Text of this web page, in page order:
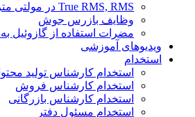
True RMS, RMS در مولتی متر ها چیست؟
وظایف بازرس جوش
مضرات استفاده از گازوئیل
ویدیوهای آموزشی
استخدام
استخدام کارشناس تولید محتوا
استخدام کارشناس فروش
استخدام کارشناس بازرگانی
استخدام مسئول دفتر